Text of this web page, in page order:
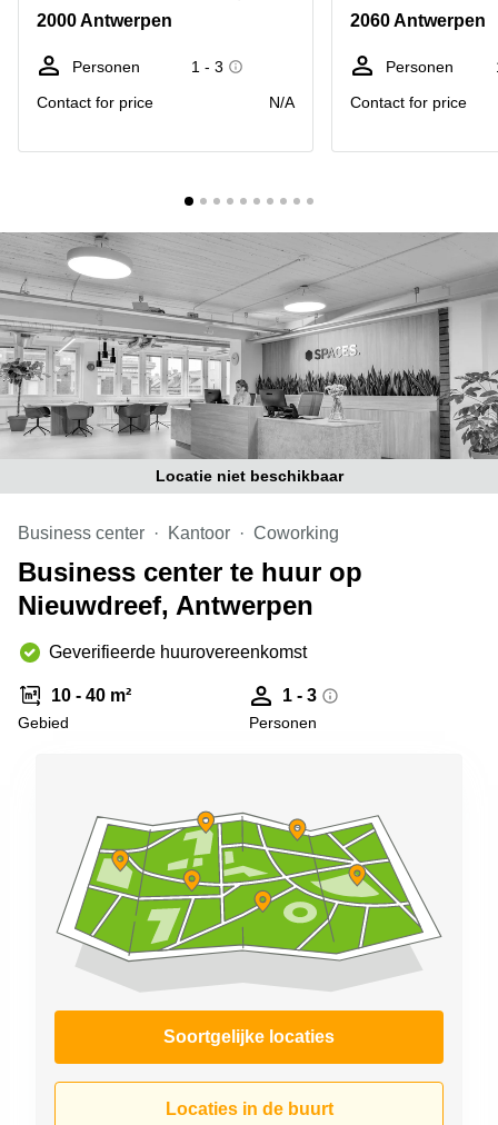
huren
Elsene
Brugge
Herentals
ruimtes te
Gent
huren in
Gent
Handelspand
te huur in
Hasselt
Location
centre
d'affaires
à Mons
virtueel
Antwerpen
Vergaderzaal
huren in
Antwerpen
Locaux
à louer en
Bruxelles
2000 Antwerpen
Personen
1 - 3
Contact for price
N/A
2060 Antwerpen
Personen
Contact for price
Locatie niet beschikbaar
Business center Kantoor Coworking
Business center te huur op
Nieuwdreef, Antwerpen
Geverifieerde huurovereenkomst
10 - 40 m²
Gebied
1 - 3
Personen
Soortgelijke locaties
Locaties in de buurt